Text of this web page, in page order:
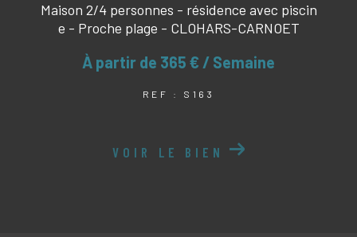
Maison 2/4 personnes - résidence avec piscin
e - Proche plage - CLOHARS-CARNOET
À partir de 365 € / Semaine
REF : S163
VOIR LE BIEN